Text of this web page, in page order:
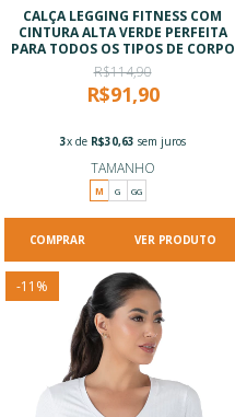
CALÇA LEGGING FITNESS COM
CINTURA ALTA VERDE PERFEITA
PARA TODOS OS TIPOS DE CORPO
R$114,90
R$91,90
3x de R$30,63 sem juros
TAMANHO
M G GG
VER PRODUTO
-11 %